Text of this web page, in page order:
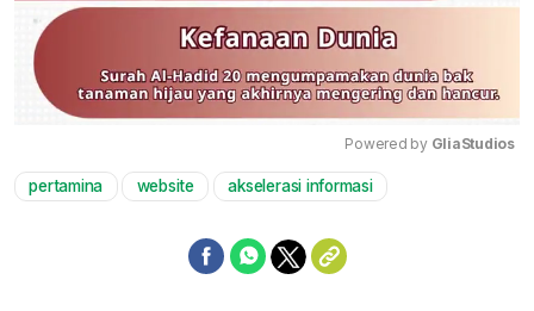
Powered by GliaStudios
pertamina website akselerasi informasi